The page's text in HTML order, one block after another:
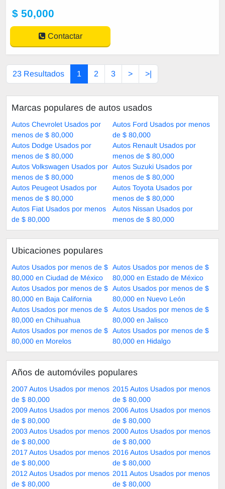
$ 50,000
Contactar
23 Resultados 1 2 3 > >|
Marcas populares de autos usados
Autos Chevrolet Usados por
menos de $ 80,000
Autos Ford Usados por menos
de $ 80,000
Autos Dodge Usados por
menos de $ 80,000
Autos Renault Usados por
menos de $ 80,000
Autos Volkswagen Usados por
menos de $ 80,000
Autos Suzuki Usados por
menos de $ 80,000
Autos Peugeot Usados por
menos de $ 80,000
Autos Toyota Usados por
menos de $ 80,000
Autos Fiat Usados por menos
de $ 80,000
Autos Nissan Usados por
menos de $ 80,000
Ubicaciones populares
Autos Usados por menos de $
80,000 en Ciudad de México
Autos Usados por menos de $
80,000 en Estado de México
Autos Usados por menos de $
80,000 en Baja California
Autos Usados por menos de $
80,000 en Nuevo León
Autos Usados por menos de $
80,000 en Chihuahua
Autos Usados por menos de $
80,000 en Jalisco
Autos Usados por menos de $
80,000 en Morelos
Autos Usados por menos de $
80,000 en Hidalgo
Años de automóviles populares
2007 Autos Usados por menos
de $ 80,000
2015 Autos Usados por menos
de $ 80,000
2009 Autos Usados por menos
de $ 80,000
2006 Autos Usados por menos
de $ 80,000
2003 Autos Usados por menos
de $ 80,000
2000 Autos Usados por menos
de $ 80,000
2017 Autos Usados por menos
de $ 80,000
2016 Autos Usados por menos
de $ 80,000
2012 Autos Usados por menos
de $ 80,000
2011 Autos Usados por menos
de $ 80,000